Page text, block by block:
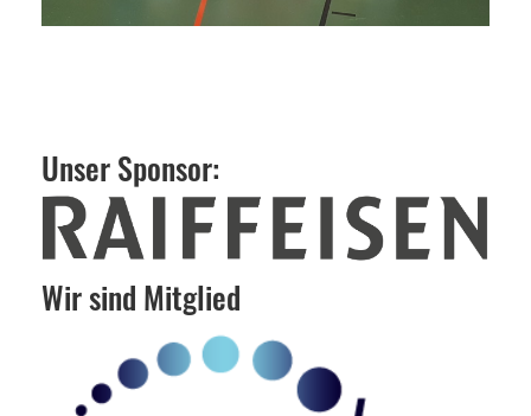
Unser Sponsor:
Wir sind Mitglied